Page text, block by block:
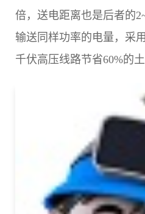
倍，送电距离也是后者的
输送同样功率的电量，采
千伏高压线路节省60%的土